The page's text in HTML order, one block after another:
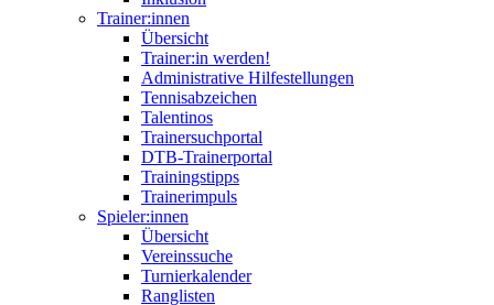
Trainer:innen
Übersicht
Trainer:in werden!
Administrative Hilfestellungen
Tennisabzeichen
Talentinos
Trainersuchportal
DTB-Trainerportal
Trainingstipps
Trainerimpuls
Spieler:innen
Übersicht
Vereinssuche
Turnierkalender
Ranglisten